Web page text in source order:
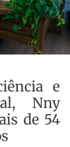
e
Nny
de 54